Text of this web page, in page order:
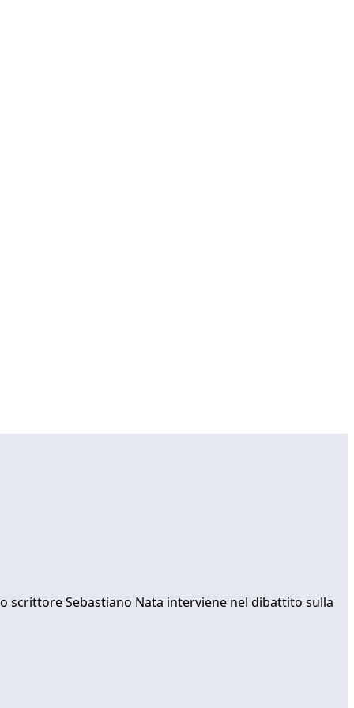
scrittore Sebastiano Nata interviene nel dibattito sulla